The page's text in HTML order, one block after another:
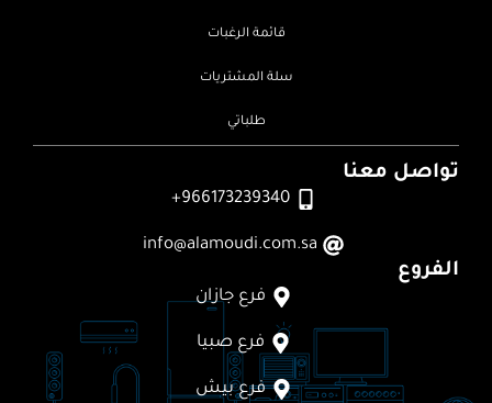
قائمة الرغبات
سلة المشتريات
طلباتي
تواصل معنا
966173239340+
info@alamoudi.com.sa
الفروع
فرع جازان
فرع صبيا
فرع بيش